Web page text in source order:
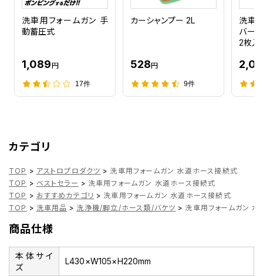
洗車用フォームガン 手
動蓄圧式
1,089円
17件
カーシャンプー 2L
528円
9件
洗車
バー
2枚入
カテゴリ
TOP > アストロプロダクツ > 洗車用フォームガン 水道ホース接続式
TOP > ベストセラー > 洗車用フォームガン 水道ホース接続式
TOP > おすすめカテゴリ > 洗車用フォームガン 水道ホース接続式
TOP > 洗車用品 > 洗浄機/脚立/ホース類/バケツ > 洗車用フォームガン
商品仕様
本体サイ
ズ
L430×W105×H220mm